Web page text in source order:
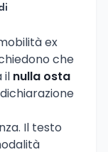
ex
che
il nulla osta
Il testo